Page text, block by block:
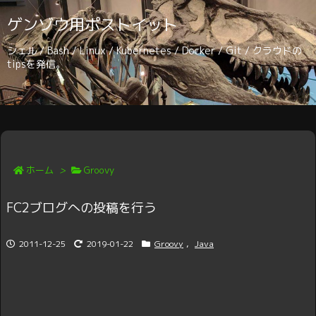
ゲンゾウ用ポストイット
シェル / Bash / Linux / Kubernetes / Docker / Git / クラウドの
tipsを発信。
ホーム > Groovy
FC2ブログへの投稿を行う
2011-12-25 2019-01-22 Groovy , Java